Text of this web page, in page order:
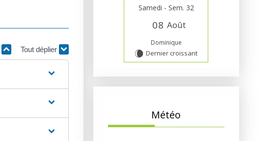
Tout déplier
Samedi - Sem. 32
08 Août
Dominique
W Dernier croissant
Météo